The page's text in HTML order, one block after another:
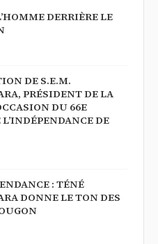
DERRIÈRE LE
DE S.E.M.
PRÉSIDENT DE LA
DU 66E
DE
: TÉNÉ
DONNE LE TON DES